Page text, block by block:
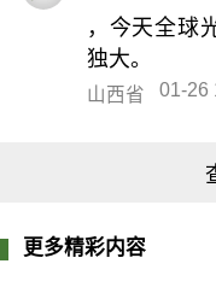
，今天全球
独大。
山西省 01-26
更多精彩内容